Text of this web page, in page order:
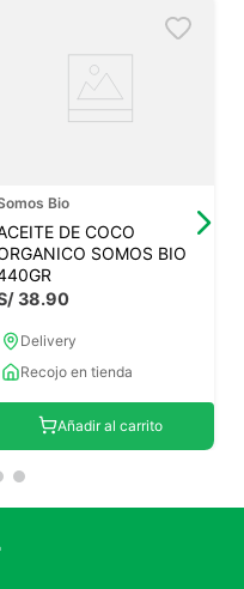
Bio
DE COCO
SOMOS BIO
38.90
Delivery
Recojo en tienda
Añadir al carrito